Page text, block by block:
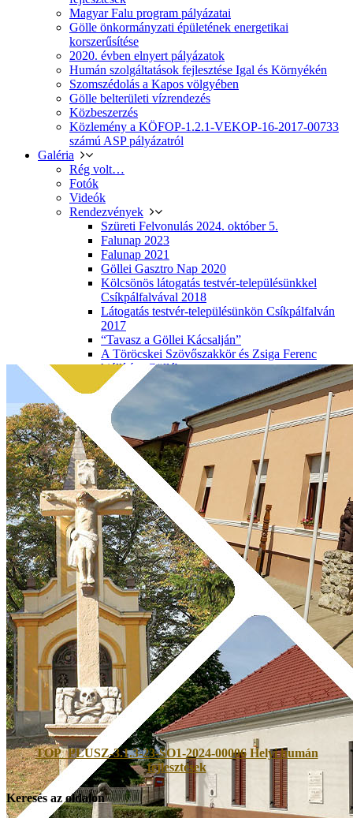
Magyar Falu program pályázatai
Gölle önkormányzati épületének energetikai
korszerűsítése
2020. évben elnyert pályázatok
Humán szolgáltatások fejlesztése Igal és Környékén
Szomszédolás a Kapos völgyében
Gölle belterületi vízrendezés
Közbeszerzés
Közlemény a KÖFOP-1.2.1-VEKOP-16-2017-00733
számú ASP pályázatról
Galéria
Rég volt…
Fotók
Videók
Rendezvények
Szüreti Felvonulás 2024. október 5.
Falunap 2023
Falunap 2021
Göllei Gasztro Nap 2020
Kölcsönös látogatás testvér-településünkkel
Csíkpálfalvával 2018
Látogatás testvér-településünkön Csíkpálfalván
2017
“Tavasz a Göllei Kácsalján”
A Töröcskei Szövőszakkör és Zsiga Ferenc
kiállítása Göllében
Miénk A Város Fesztivál 2017, Kaposvár
Elérhetőségek
Elérhetőségek
Kérdések és válaszok
Adatkezelési tájékoztató
TOP_PLUSZ-3.1.3-23-SO1-2024-00006 Helyi humán
fejlesztések
Keresés az oldalon